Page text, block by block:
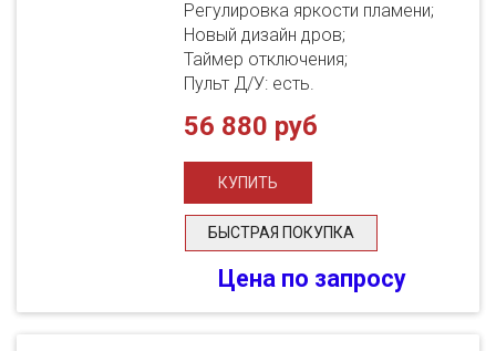
Регулировка яркости пламени;
Новый дизайн дров;
Таймер отключения;
Пульт Д/У: есть.
56 880 руб
БЫСТРАЯ ПОКУПКА
Цена по запросу